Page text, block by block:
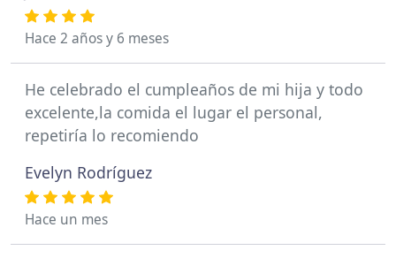
Hace 2 años y 6 meses
He celebrado el cumpleaños de mi hija y todo
excelente,la comida el lugar el personal,
repetiría lo recomiendo
Evelyn Rodríguez
Hace un mes